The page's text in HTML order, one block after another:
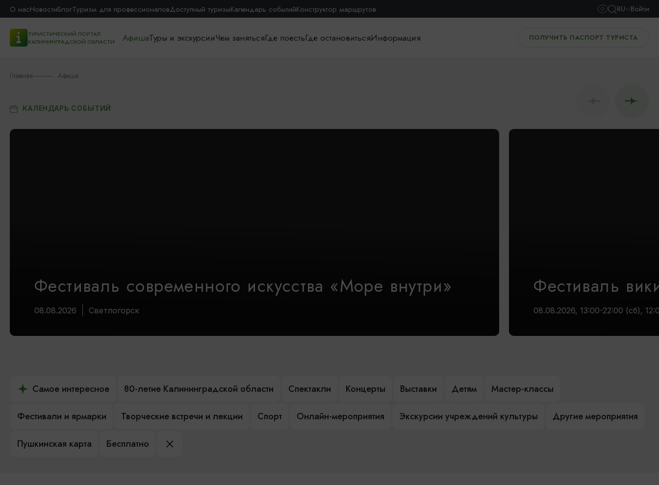
О насНовостиБлогТуризм для профессионаловДоступный туризмКалендарь событийКонструктор маршрутов RU Войти
ТУРИСТИЧЕСКИЙ ПОРТАЛ
КАЛИНИНГРАДСКОЙ ОБЛАСТИ
АфишаТуры и экскурсииЧем занятьсяГде поестьГде остановитьсяИнформация ПОЛУЧИТЬ ПАСПОРТ ТУРИСТА
Главная Афиша
КАЛЕНДАРЬ СОБЫТИЙ
Фестиваль современного искусства «Море внутри»
08.08.2026 Светлогорск
Фестиваль
08.08.2026, 13:00-22:00 (сб),
Самое интересное 80-летие Калининградской области Спектакли Концерты Выставки Детям Мастер-классы
Фестивали и ярмарки Творческие встречи и лекции Спорт Онлайн-мероприятия Экскурсии учреждений культуры Другие мероприятия
Пушкинская карта Бесплатно